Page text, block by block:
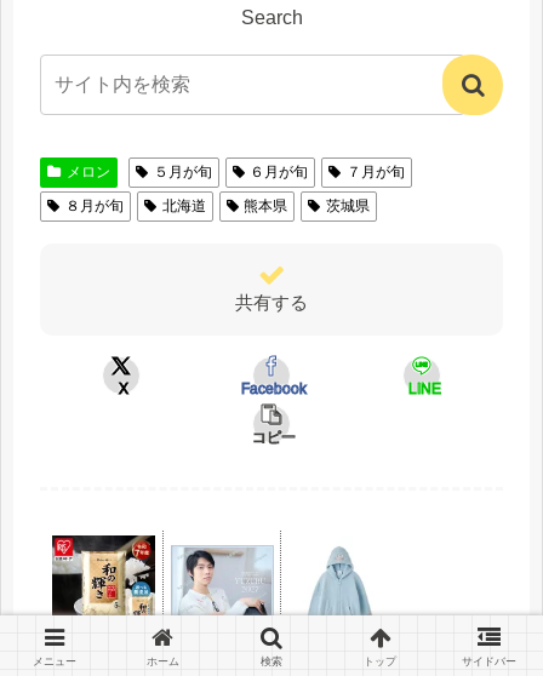
Search
メロン ５月が旬 ６月が旬
７月が旬
８月が旬
北海道 熊本県 茨城県
共有する
X Facebook LINE
コピー
メニュー ホーム 検索 トップ サイドバー